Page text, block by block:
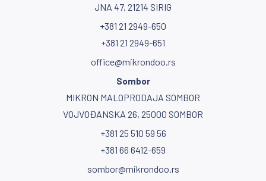
JNA 47, 21214 SIRIG
+381 21 2949-650
+381 21 2949-651
office@mikrondoo.rs
Sombor
MIKRON MALOPRODAJA SOMBOR
VOJVOĐANSKA 26, 25000 SOMBOR
+381 25 510 59 56
+381 66 6412-659
sombor@mikrondoo.rs